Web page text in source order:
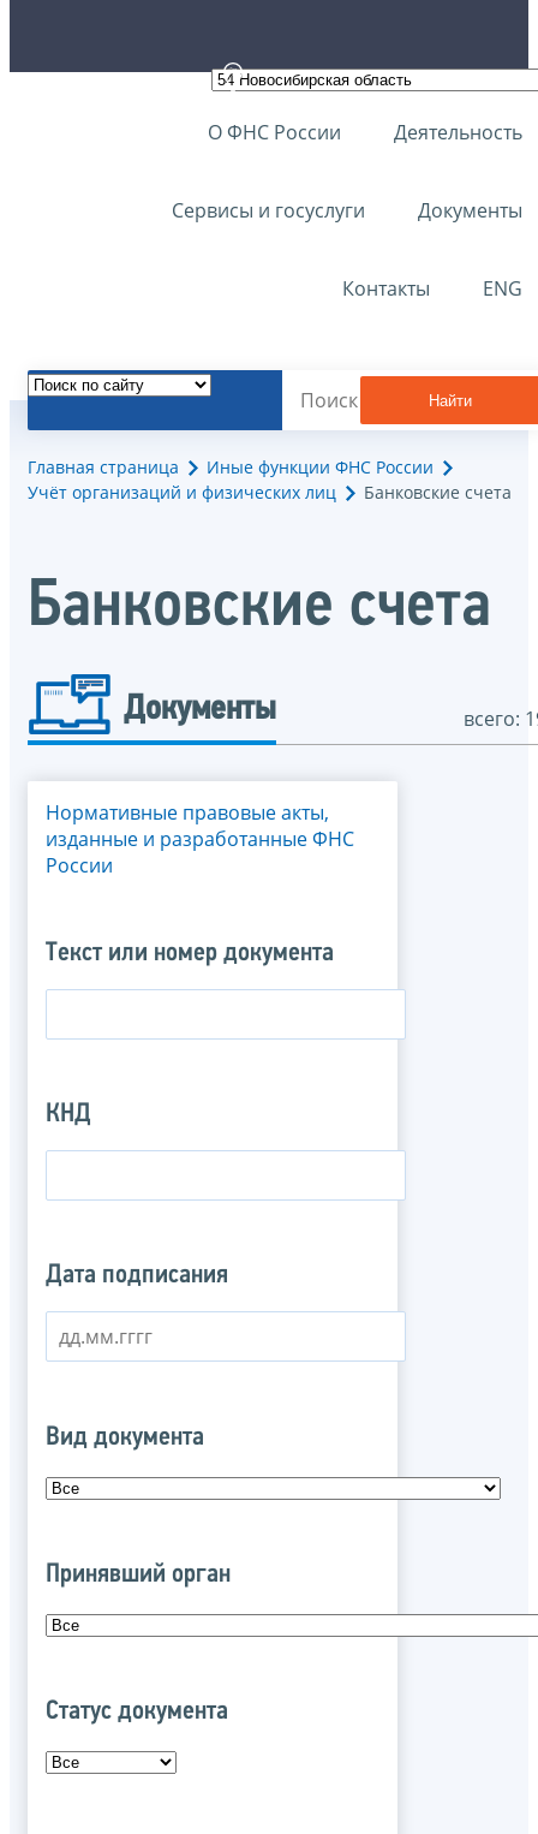
О ФНС России Деятельность
Сервисы и госуслуги Документы
Контакты ENG
Найти
Главная страница
Иные функции ФНС России
Учёт организаций и физических лиц
Банковские счета
Банковские счета
Документы всего:
Нормативные правовые акты,
изданные и разработанные ФНС
России
Текст или номер документа
КНД
Дата подписания
Вид документа
Принявший орган
Статус документа